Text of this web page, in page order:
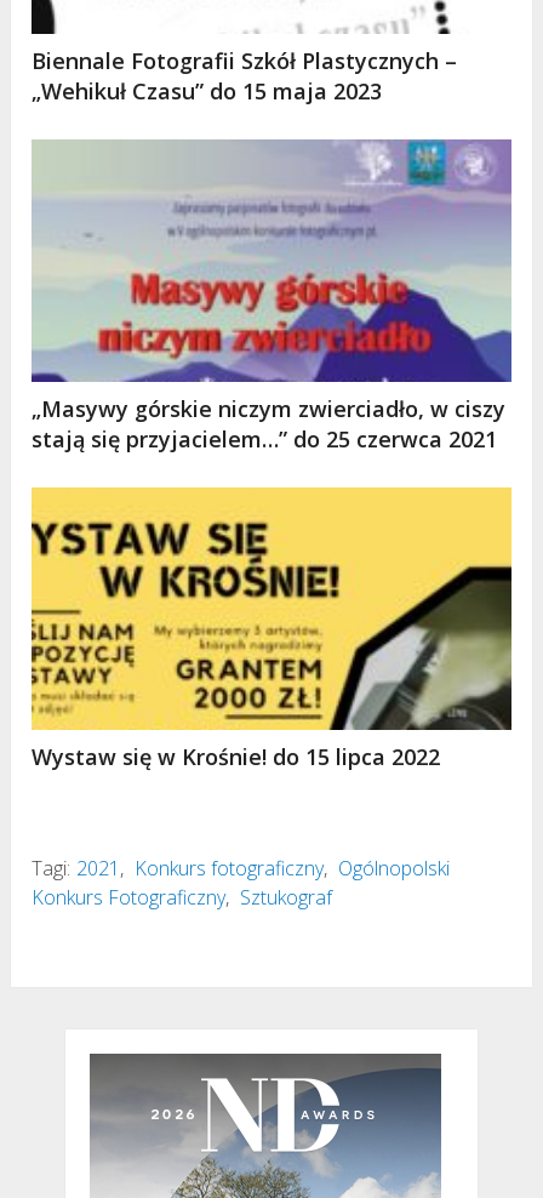
Biennale Fotografii Szkół Plastycznych –
„Wehikuł Czasu” do 15 maja 2023
„Masywy górskie niczym zwierciadło, w ciszy
stają się przyjacielem…” do 25 czerwca 2021
Wystaw się w Krośnie! do 15 lipca 2022
Tagi: 2021 , Konkurs fotograficzny, Ogólnopolski
Konkurs Fotograficzny, Sztukograf